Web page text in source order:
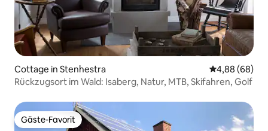
Cottage in Stenhestra
4,88 (68)
Rückzugsort im Wald: Isaberg, Natur, MTB, Skifahren, Golf
Gäste-Favorit
Gäste-Favorit